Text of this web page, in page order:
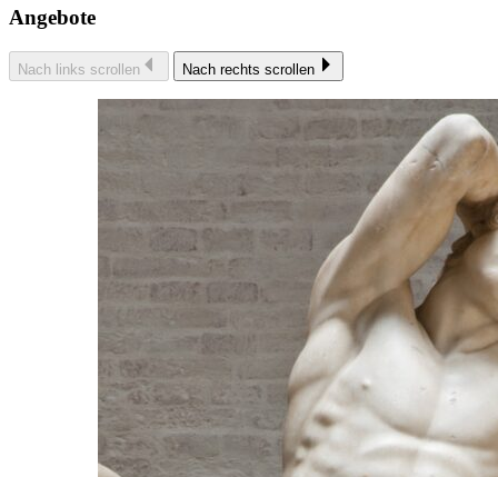
Angebote
Nach links scrollen Nach rechts scrollen